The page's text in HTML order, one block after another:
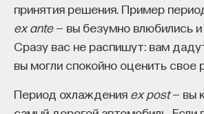
принятия решения. Пример
ex ante— вы безумно влюбились
Сразу вас не распишут: вам
вы могли спокойно оценить свое
Период охлаждения ex post— вы